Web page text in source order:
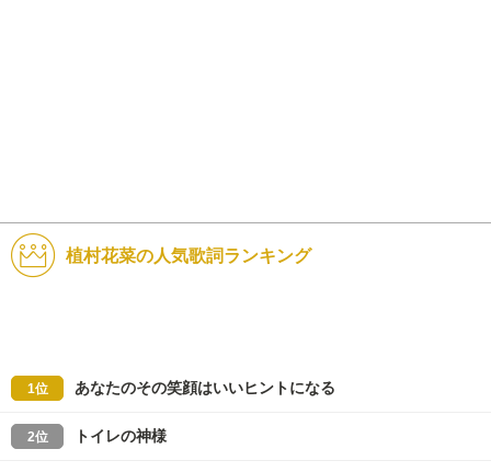
植村花菜の人気歌詞ランキング
1位 あなたのその笑顔はいいヒントになる
2位 トイレの神様